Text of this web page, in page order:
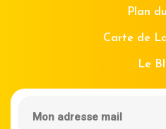
Plan
Carte de
Le